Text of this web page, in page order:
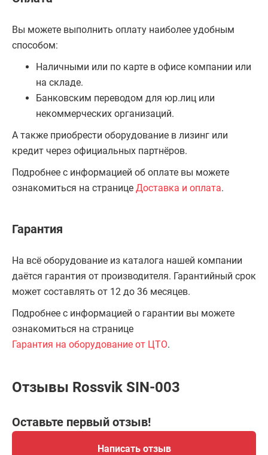
Вы можете выполнить оплату наиболее удобным
способом:
Наличными или по карте в офисе компании или
на складе.
Банковским переводом для юр.лиц или
некоммерческих организаций.
А также приобрести оборудование в лизинг или
кредит через официальных партнёров.
Подробнее с информацией об оплате вы можете
ознакомиться на странице Доставка и оплата.
Гарантия
На всё оборудование из каталога нашей компании
даётся гарантия от производителя. Гарантийный срок
может составлять от 12 до 36 месяцев.
Подробнее с информацией о гарантии вы можете
ознакомиться на странице
Гарантия на оборудование от ЦТО.
Отзывы Rossvik SIN-003
Оставьте первый отзыв!
Написать отзыв